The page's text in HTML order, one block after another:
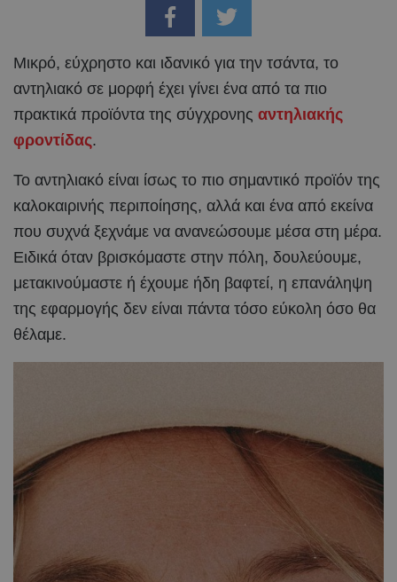
Μικρό, εύχρηστο και ιδανικό για την τσάντα, το
αντηλιακό σε μορφή έχει γίνει ένα από τα πιο
πρακτικά προϊόντα της σύγχρονης αντηλιακής
φροντίδας.
Το αντηλιακό είναι ίσως το πιο σημαντικό προϊόν της
καλοκαιρινής περιποίησης, αλλά και ένα από εκείνα
που συχνά ξεχνάμε να ανανεώσουμε μέσα στη μέρα.
Ειδικά όταν βρισκόμαστε στην πόλη, δουλεύουμε,
μετακινούμαστε ή έχουμε ήδη βαφτεί, η επανάληψη
της εφαρμογής δεν είναι πάντα τόσο εύκολη όσο θα
θέλαμε.